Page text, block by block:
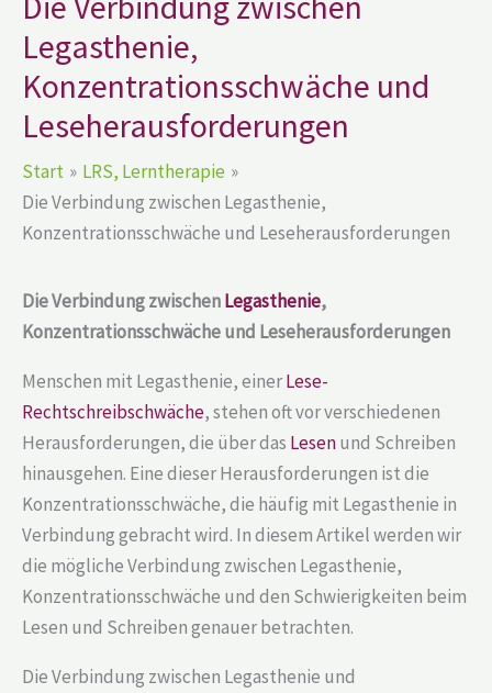
Legasthenie,
Konzentrationsschwäche und
Leseherausforderungen
Start
LRS, Lerntherapie
Die Verbindung zwischen Legasthenie,
Konzentrationsschwäche und Leseherausforderungen
Die Verbindung zwischenLegasthenie,
Konzentrationsschwäche und Leseherausforderungen
Menschen mit Legasthenie, einerLese-
Rechtschreibschwäche, stehen oft vor verschiedenen
Herausforderungen, die über das Lesenund Schreiben
hinausgehen. Eine dieser Herausforderungen ist die
Konzentrationsschwäche, die häufig mit Legasthenie in
Verbindung gebracht wird. In diesem Artikel werden wir
die mögliche Verbindung zwischen Legasthenie,
Konzentrationsschwäche und den Schwierigkeiten beim
Lesen und Schreiben genauer betrachten.
Die Verbindung zwischen Legasthenie und